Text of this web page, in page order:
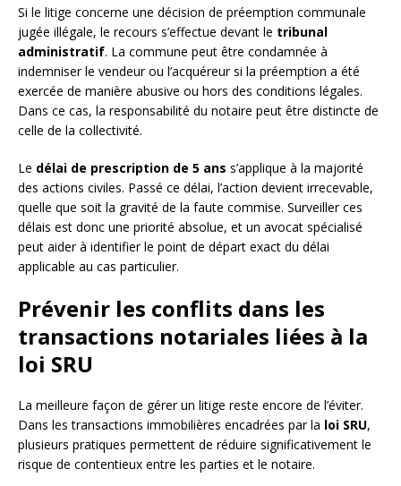
Si le litige concerne une décision de préemption communale
jugée illégale, le recours s’effectue devant le tribunal
administratif. La commune peut être condamnée à
indemniser le vendeur ou l’acquéreur si la préemption a été
exercée de manière abusive ou hors des conditions légales.
Dans ce cas, la responsabilité du notaire peut être distincte de
celle de la collectivité.
Le délai de prescription de 5 ans s’applique à la majorité
des actions civiles. Passé ce délai, l’action devient irrecevable,
quelle que soit la gravité de la faute commise. Surveiller ces
délais est donc une priorité absolue, et un avocat spécialisé
peut aider à identifier le point de départ exact du délai
applicable au cas particulier.
Prévenir les conflits dans les
transactions notariales liées à la
loi SRU
La meilleure façon de gérer un litige reste encore de l’éviter.
Dans les transactions immobilières encadrées par la loi SRU,
plusieurs pratiques permettent de réduire significativement le
risque de contentieux entre les parties et le notaire.